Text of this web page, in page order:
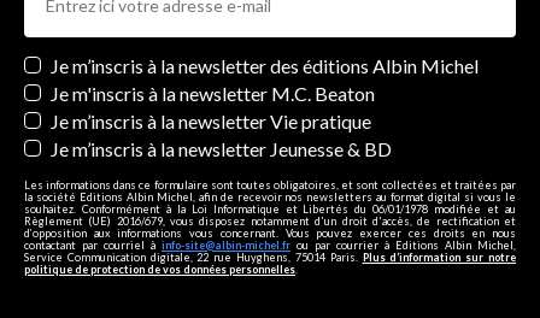
Newsletters
Je m’inscris à la newsletter des éditions Albin Michel
Je m'inscris à la newsletter M.C. Beaton
Je m’inscris à la newsletter Vie pratique
Je m’inscris à la newsletter Jeunesse & BD
Les informations dans ce formulaire sont toutes obligatoires, et sont collectées et traitées par
la société Editions Albin Michel, afin de recevoir nos newsletters au format digital si vous le
souhaitez. Conformément à la Loi Informatique et Libertés du 06/01/1978 modifiée et au
Règlement (UE) 2016/679, vous disposez notamment d'un droit d'accès, de rectification et
d’opposition aux informations vous concernant. Vous pouvez exercer ces droits en nous
contactant par courriel à info-site@albin-michel.fr ou par courrier à Editions Albin Michel,
Service Communication digitale, 22 rue Huyghens, 75014 Paris. Plus d’information sur notre
politique de protection de vos données personnelles.